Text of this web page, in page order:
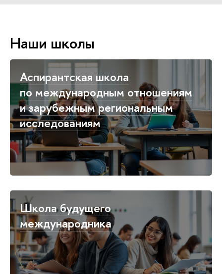
Наши школы
Аспирантская школа
по международным отношениям
и зарубежным региональным
исследованиям
Школа будущего
международника